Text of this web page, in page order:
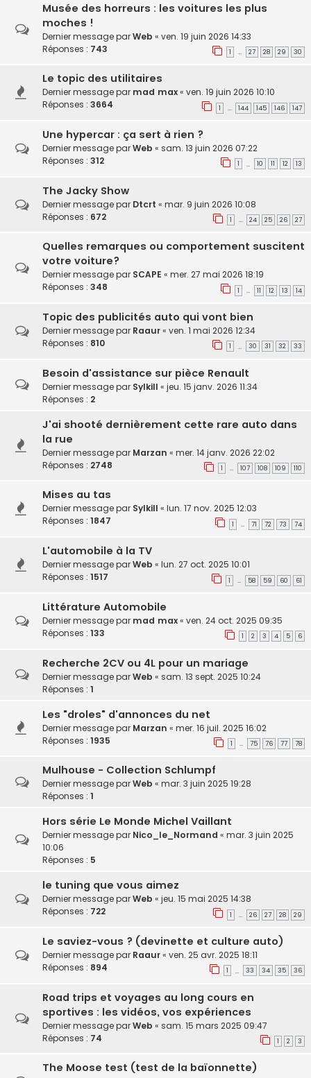
Musée des horreurs : les voitures les plus
moches !
Dernier message parWeb « ven. 19 juin 2026 14:33
Réponses : 743 1 … 27 28 29 30
Le topic des utilitaires
Dernier message par mad max« ven. 19 juin 2026 10:10
Réponses : 3664 1 … 144 145 146 147
Une hypercar : ça sert à rien ?
Dernier message parWeb « sam. 13 juin 2026 07:22
Réponses : 312 1 … 10 11 12 13
The Jacky Show
Dernier message par Dtcrt « mar. 9 juin 2026 10:08
Réponses : 672 1 … 24 25 26 27
Quelles remarques ou comportement suscitent
votre voiture?
Dernier message par SCAPE « mer. 27 mai 2026 18:19
Réponses : 348 1 … 11 12 13 14
Topic des publicités auto qui vont bien
Dernier message par Raaur« ven. 1 mai 2026 12:34
Réponses : 810 1 … 30 31 32 33
Besoin d'assistance sur pièce Renault
Dernier message par Sylkill « jeu. 15 janv. 2026 11:34
Réponses : 2
J'ai shooté dernièrement cette rare auto dans
la rue
Dernier message par Marzan « mer. 14 janv. 2026 22:02
Réponses : 2748 1 … 107 108 109 110
Mises au tas
Dernier message par Sylkill « lun. 17 nov. 2025 12:03
Réponses : 1847 1 … 71 72 73 74
L'automobile à la TV
Dernier message parWeb « lun. 27 oct. 2025 10:01
Réponses : 1517 1 … 58 59 60 61
Littérature Automobile
Dernier message par mad max« ven. 24 oct. 2025 09:35
Réponses : 133 1 2 3 4 5 6
Recherche 2CV ou 4L pour un mariage
Dernier message parWeb « sam. 13 sept. 2025 10:24
Réponses : 1
Les "droles" d'annonces du net
Dernier message par Marzan « mer. 16 juil. 2025 16:02
Réponses : 1935 1 … 75 76 77 78
Mulhouse - Collection Schlumpf
Dernier message parWeb « mar. 3 juin 2025 19:28
Réponses : 1
Hors série Le Monde Michel Vaillant
Dernier message par Nico_le_Normand « mar. 3 juin 2025
10:06
Réponses : 5
le tuning que vous aimez
Dernier message parWeb « jeu. 15 mai 2025 14:38
Réponses : 722 1 … 26 27 28 29
Le saviez-vous ? (devinette et culture auto)
Dernier message par Raaur« ven. 25 avr. 2025 18:11
Réponses : 894 1 … 33 34 35 36
Road trips et voyages au long cours en
sportives : les vidéos, vos expériences
Dernier message parWeb « sam. 15 mars 2025 09:47
Réponses : 74 1 2 3
The Moose test (test de la baïonnette)